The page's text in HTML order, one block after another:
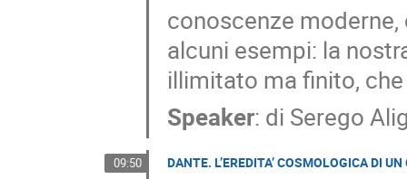
conoscenze
alcuni esempi: la
illimitato ma finito,
Speaker: di Serego
09:50 DANTE. L’EREDITA’ COSMOLOGICA DI